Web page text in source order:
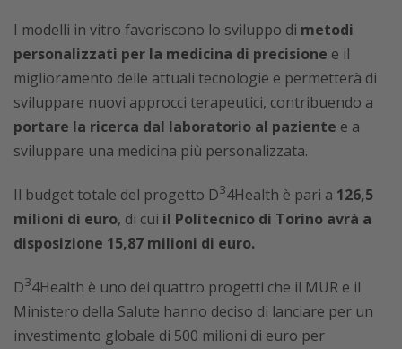
I modelli in vitro favoriscono lo sviluppo di metodi
personalizzati per la medicina di precisione e il
miglioramento delle attuali tecnologie e permetterà di
sviluppare nuovi approcci terapeutici, contribuendo a
portare la ricerca dal laboratorio al paziente e a
sviluppare una medicina più personalizzata.
Il budget totale del progetto D34Health è pari a 126,5
milioni di euro, di cui il Politecnico di Torino avrà a
disposizione 15,87 milioni di euro.
D34Health è uno dei quattro progetti che il MUR e il
Ministero della Salute hanno deciso di lanciare per un
investimento globale di 500 milioni di euro per